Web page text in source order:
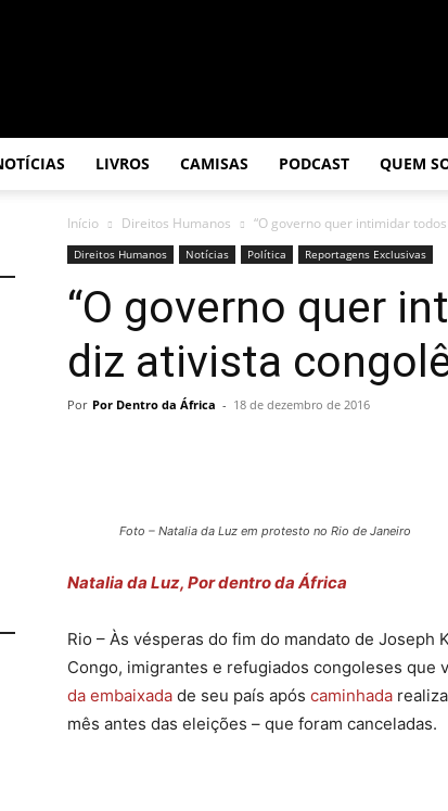
LIVROS CAMISAS PODCAST QUEM
Início Direitos Humanos “O governo quer intimidar
Direitos Humanos Notícias Política Reportagens Exclusivas
“O governo quer
diz ativista
Por Por Dentro da África - 18 de dezembro de 2016
Foto – Natalia da Luz em protesto no Rio de Janeiro
Natalia da Luz, Por dentro da África
Rio – Às vésperas do fim do mandato de Joseph
Congo, imigrantes e refugiados congoleses que
da embaixada de seu país após caminhada
mês antes das eleições – que foram canceladas.